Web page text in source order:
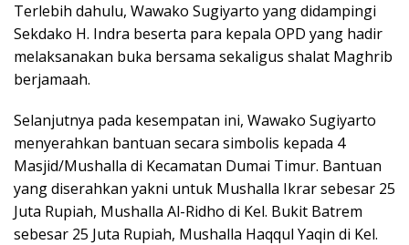
Terlebih dahulu, Wawako Sugiyarto yang didampingi
Sekdako H. Indra beserta para kepala OPD yang hadir
melaksanakan buka bersama sekaligus shalat Maghrib
berjamaah.
Selanjutnya pada kesempatan ini, Wawako Sugiyarto
menyerahkan bantuan secara simbolis kepada 4
Masjid/Mushalla di Kecamatan Dumai Timur. Bantuan
yang diserahkan yakni untuk Mushalla Ikrar sebesar 25
Juta Rupiah, Mushalla Al-Ridho di Kel. Bukit Batrem
sebesar 25 Juta Rupiah, Mushalla Haqqul Yaqin di Kel.